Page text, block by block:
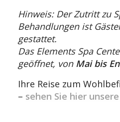
Hinweis: Der Zutritt zu
Behandlungen ist
gestattet.
Das Elements Spa
geöffnet, von Mai bis
Ihre Reise zum
– sehen Sie hier